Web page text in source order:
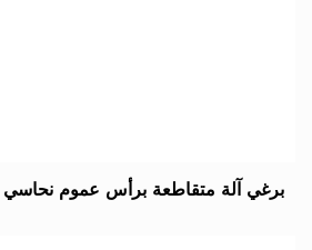
برغي آلة متقاطعة برأس عموم